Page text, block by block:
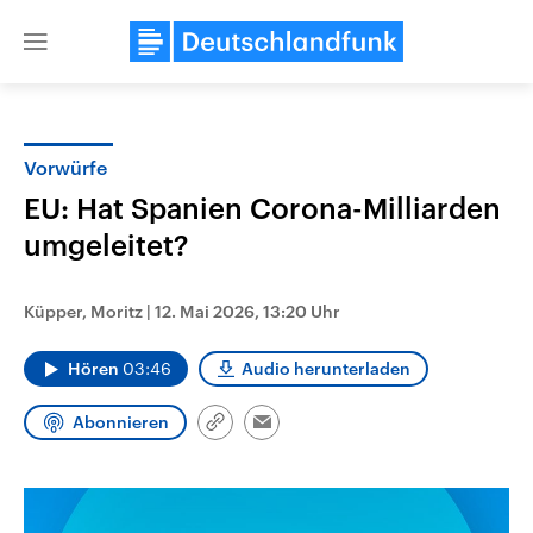
Close
Landtagswahl Sachsen-Anhalt
2026
September 2026 einen neuen
Landtag. Seit 2021 wird das
Bundesland von einer Koalition aus
gehören die Vereinigten
den mächtigsten Ländern
mit großem Einfluss auf
Vorwürfe
EU: Hat Spanien Corona-Milliarden
umgeleitet?
Küpper, Moritz | 12. Mai 2026, 13:20 Uhr
Hören 03:46 Audio herunterladen
Abonnieren
Link
Email